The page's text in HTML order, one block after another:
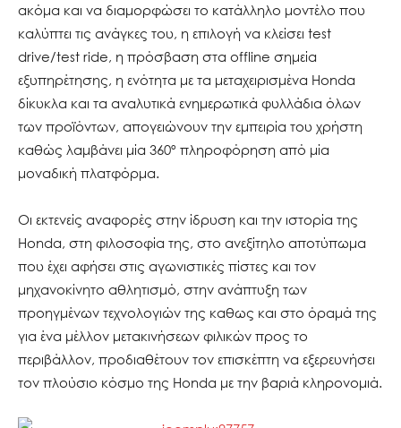
ακόμα και να διαμορφώσει το κατάλληλο μοντέλο που
καλύπτει τις ανάγκες του, η επιλογή να κλείσει test
drive/test ride, η πρόσβαση στα offline σημεία
εξυπηρέτησης, η ενότητα με τα μεταχειρισμένα Honda
δίκυκλα και τα αναλυτικά ενημερωτικά φυλλάδια όλων
των προϊόντων, απογειώνουν την εμπειρία του χρήστη
καθώς λαμβάνει μία 360º πληροφόρηση από μία
μοναδική πλατφόρμα.
Οι εκτενείς αναφορές στην ίδρυση και την ιστορία της
Honda, στη φιλοσοφία της, στο ανεξίτηλο αποτύπωμα
που έχει αφήσει στις αγωνιστικές πίστες και τον
μηχανοκίνητο αθλητισμό, στην ανάπτυξη των
προηγμένων τεχνολογιών της καθως και στο όραμά της
για ένα μέλλον μετακινήσεων φιλικών προς το
περιβάλλον, προδιαθέτουν τον επισκέπτη να εξερευνήσει
τον πλούσιο κόσμο της Honda με την βαριά κληρονομιά.